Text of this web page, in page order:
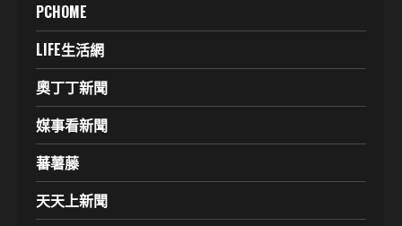
PCHOME
LIFE生活網
奧丁丁新聞
媒事看新聞
蕃薯藤
天天上新聞